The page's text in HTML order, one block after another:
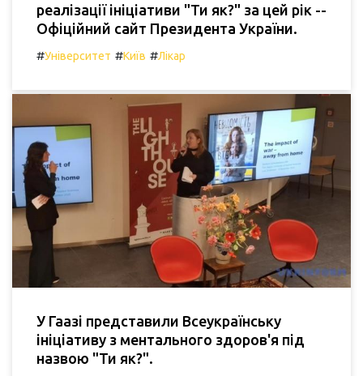
реалізації ініціативи "Ти як?" за цей рік --
Офіційний сайт Президента України.
#Університет #Київ #Лікар
У Гаазі представили Всеукраїнську
ініціативу з ментального здоров'я під
назвою "Ти як?".